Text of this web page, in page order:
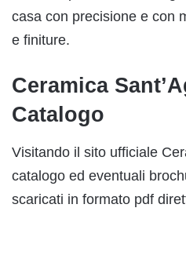
casa con precisione e con
e finiture.
Ceramica
Catalogo
Visitando il sito ufficiale
catalogo ed eventuali
scaricati in formato pdf